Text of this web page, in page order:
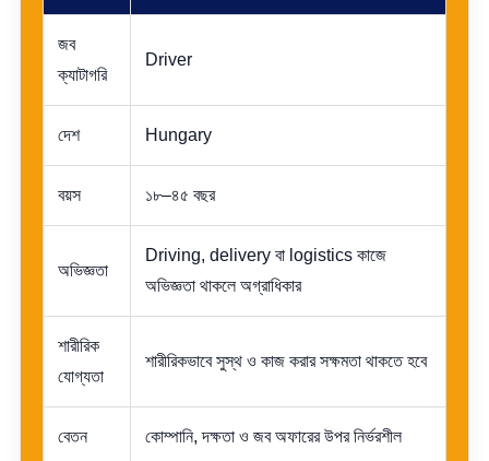
জব
ক্যাটাগরি
Driver
দেশ Hungary
বয়স ১৮–৪৫ বছর
অভিজ্ঞতা
Driving, delivery বা logistics কাজে
অভিজ্ঞতা থাকলে অগ্রাধিকার
শারীরিক
যোগ্যতা
শারীরিকভাবে সুস্থ ও কাজ করার সক্ষমতা থাকতে হবে
বেতন কোম্পানি, দক্ষতা ও জব অফারের উপর নির্ভরশীল